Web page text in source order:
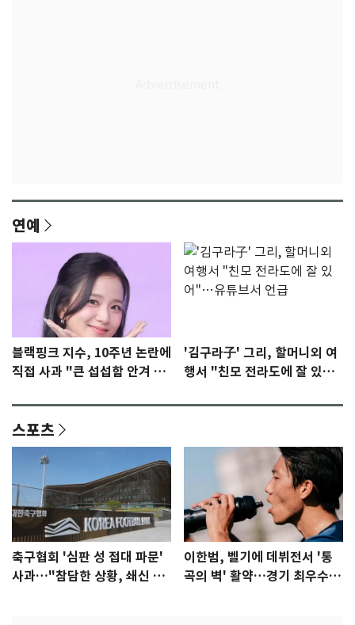
연예
블랙핑크 지수, 10주년 논란에
직접 사과 "큰 섭섭함 안겨 미
'김구라子' 그리, 할머니외 여
행서 "친모 전라도에 잘 있
스포츠
축구협회 '심판 성 접대 파문'
사과…"참담한 상황, 쇄신 약
이한범, 벨기에 데뷔전서 '통
곡의 벽' 활약…경기 최우수선